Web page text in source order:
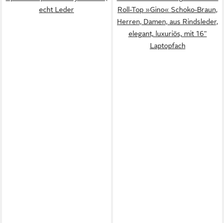
echt Leder
Roll-Top »Gino« Schoko-Braun,
Herren, Damen, aus Rindsleder,
elegant, luxuriös, mit 16"
Laptopfach